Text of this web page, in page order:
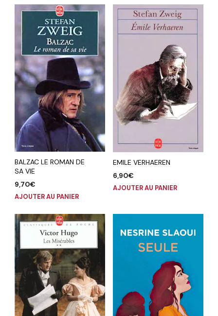
BALZAC LE ROMAN DE
SA VIE
9,70€
AJOUTER AU PANIER
EMILE VERHAEREN
6,90€
AJOUTER AU PANIER